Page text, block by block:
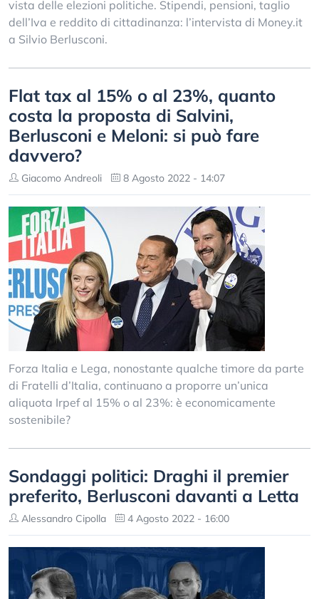
vista delle elezioni politiche. Stipendi, pensioni, taglio
dell’Iva e reddito di cittadinanza: l’intervista di Money.it
a Silvio Berlusconi.
Flat tax al 15% o al 23%, quanto
costa la proposta di Salvini,
Berlusconi e Meloni: si può fare
davvero?
Giacomo Andreoli 8 Agosto 2022 - 14:07
Forza Italia e Lega, nonostante qualche timore da parte
di Fratelli d’Italia, continuano a proporre un’unica
aliquota Irpef al 15% o al 23%: è economicamente
sostenibile?
Sondaggi politici: Draghi il premier
preferito, Berlusconi davanti a Letta
Alessandro Cipolla 4 Agosto 2022 - 16:00